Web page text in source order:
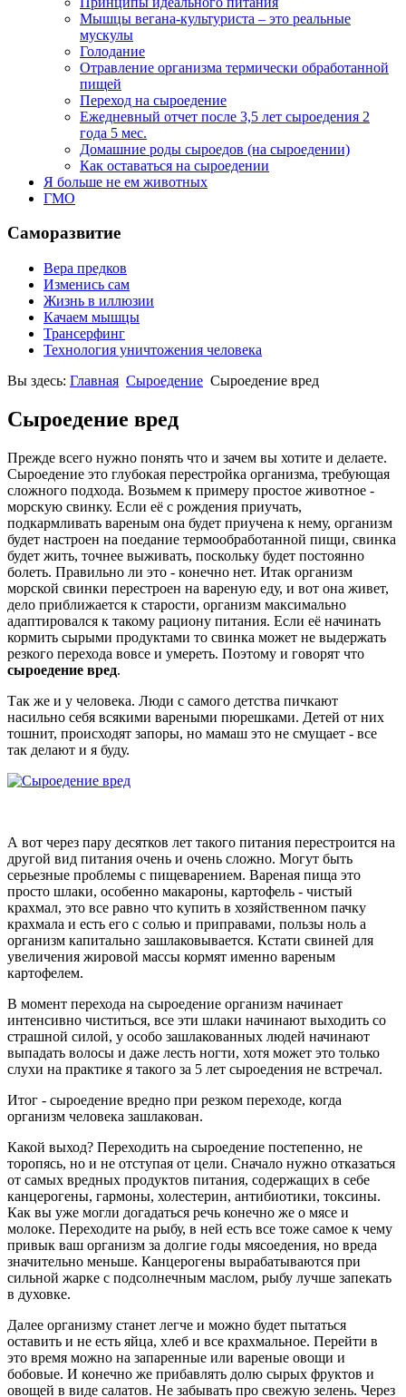
Мышцы вегана-культуриста – это реальные
мускулы
Голодание
Отравление организма термически обработанной
пищей
Переход на сыроедение
Ежедневный отчет после 3,5 лет сыроедения 2
года 5 мес.
Домашние роды сыроедов (на сыроедении)
Как оставаться на сыроедении
Я больше не ем животных
ГМО
Саморазвитие
Вера предков
Изменись сам
Жизнь в иллюзии
Качаем мышцы
Трансерфинг
Технология уничтожения человека
Вы здесь: Главная Сыроедение Сыроедение вред
Сыроедение вред
Прежде всего нужно понять что и зачем вы хотите и делаете.
Сыроедение это глубокая перестройка организма, требующая
сложного подхода. Возьмем к примеру простое животное -
морскую свинку. Если её с рождения приучать,
подкармливать вареным она будет приучена к нему, организм
будет настроен на поедание термообработанной пищи, свинка
будет жить, точнее выживать, поскольку будет постоянно
болеть. Правильно ли это - конечно нет. Итак организм
морской свинки перестроен на вареную еду, и вот она живет,
дело приближается к старости, организм максимально
адаптировался к такому рациону питания. Если её начинать
кормить сырыми продуктами то свинка может не выдержать
резкого перехода вовсе и умереть. Поэтому и говорят что
сыроедение вред.
Так же и у человека. Люди с самого детства пичкают
насильно себя всякими вареными пюрешками. Детей от них
тошнит, происходят запоры, но мамаш это не смущает - все
так делают и я буду.
А вот через пару десятков лет такого питания перестроится на
другой вид питания очень и очень сложно. Могут быть
серьезные проблемы с пищеварением. Вареная пища это
просто шлаки, особенно макароны, картофель - чистый
крахмал, это все равно что купить в хозяйственном пачку
крахмала и есть его с солью и приправами, пользы ноль а
организм капитально зашлаковывается. Кстати свиней для
увеличения жировой массы кормят именно вареным
картофелем.
В момент перехода на сыроедение организм начинает
интенсивно чиститься, все эти шлаки начинают выходить со
страшной силой, у особо зашлакованных людей начинают
выпадать волосы и даже лесть ногти, хотя может это только
слухи на практике я такого за 5 лет сыроедения не встречал.
Итог - сыроедение вредно при резком переходе, когда
организм человека зашлакован.
Какой выход? Переходить на сыроедение постепенно, не
торопясь, но и не отступая от цели. Сначало нужно отказаться
от самых вредных продуктов питания, содержащих в себе
канцерогены, гармоны, холестерин, антибиотики, токсины.
Как вы уже могли догадаться речь конечно же о мясе и
молоке. Переходите на рыбу, в ней есть все тоже самое к чему
привык ваш организм за долгие годы мясоедения, но вреда
значительно меньше. Канцерогены вырабатываются при
сильной жарке с подсолнечным маслом, рыбу лучше запекать
в духовке.
Далее организму станет легче и можно будет пытаться
оставить и не есть яйца, хлеб и все крахмальное. Перейти в
это время можно на запаренные или вареные овощи и
бобовые. И конечно же прибавлять долю сырых фруктов и
овощей в виде салатов. Не забывать про свежую зелень. Через